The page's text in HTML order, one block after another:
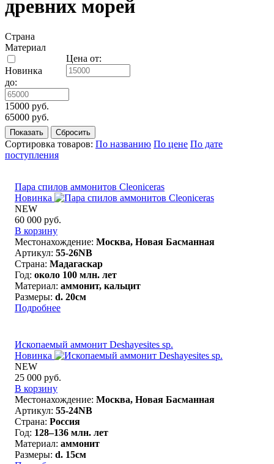
древних морей
Страна
Материал
Новинка
Цена от:
до:
15000 руб.
65000 руб.
Сортировка товаров: По названию По цене По дате
поступления
Пара спилов аммонитов Cleoniceras
Новинка
NEW
60 000 руб.
В корзину
Местонахождение: Москва, Новая Басманная
Артикул: 55-26NB
Страна: Мадагаскар
Год: около 100 млн. лет
Материал: аммонит, кальцит
Размеры: d. 20см
Подробнее
Ископаемый аммонит Deshayesites sp.
Новинка
NEW
25 000 руб.
В корзину
Местонахождение: Москва, Новая Басманная
Артикул: 55-24NB
Страна: Россия
Год: 128–136 млн. лет
Материал: аммонит
Размеры: d. 15см